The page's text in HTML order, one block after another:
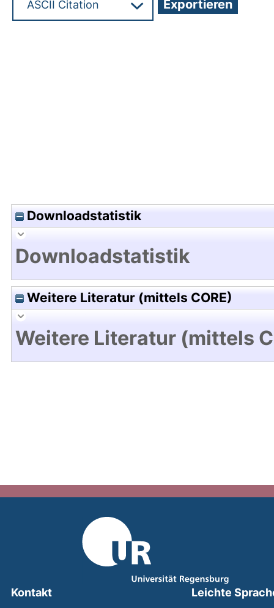
Downloadstatistik
Downloadstatistik
Weitere Literatur (mittels CORE)
Weitere Literatur (mittels
Kontakt
Leichte